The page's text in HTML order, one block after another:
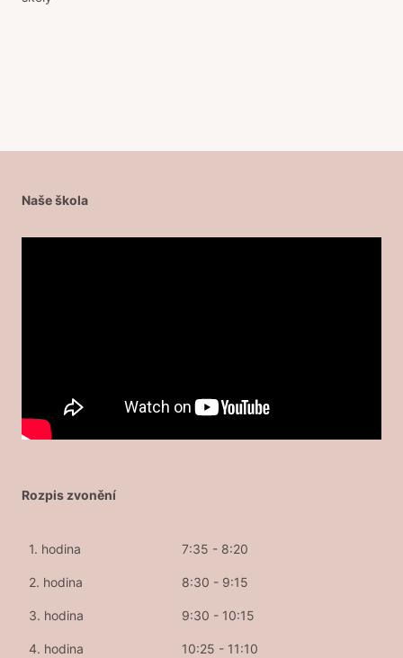
Naše škola
Rozpis zvonění
1. hodina 7:35 - 8:20
2. hodina 8:30 - 9:15
3. hodina 9:30 - 10:15
4. hodina 10:25 - 11:10